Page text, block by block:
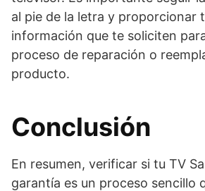
al pie de la letra y proporcionar
información que te soliciten
proceso de reparación o
producto.
Conclusión
En resumen, verificar si tu TV
garantía es un proceso sencillo